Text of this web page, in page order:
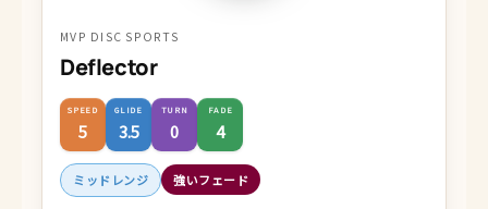
MVP DISC SPORTS
Deflector
SPEED
5
GLIDE
3.5
TURN
0
FADE
4
ミッドレンジ 強いフェード